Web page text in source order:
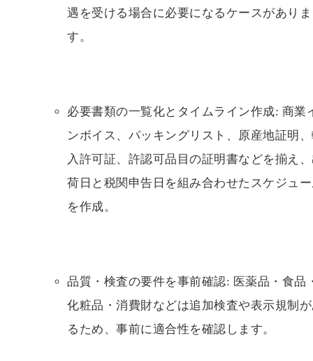
遇を受ける場合に必要になるケースがありま
す。
必要書類の一覧化とタイムライン作成: 商業
ンボイス、パッキングリスト、原産地証明
入許可証、許認可品目の証明書などを揃え
荷日と税関申告日を組み合わせたスケジュ
を作成。
品質・検査の要件を事前確認: 医薬品・食品
化粧品・消費財などは追加検査や表示規制
るため、事前に適合性を確認します。